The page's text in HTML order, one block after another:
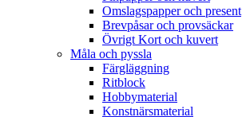
Omslagspapper och present
Brevpåsar och provsäckar
Övrigt Kort och kuvert
Måla och pyssla
Färgläggning
Ritblock
Hobbymaterial
Konstnärsmaterial